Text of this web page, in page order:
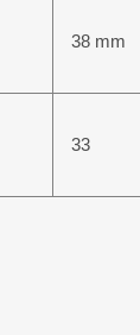
38 mm
33